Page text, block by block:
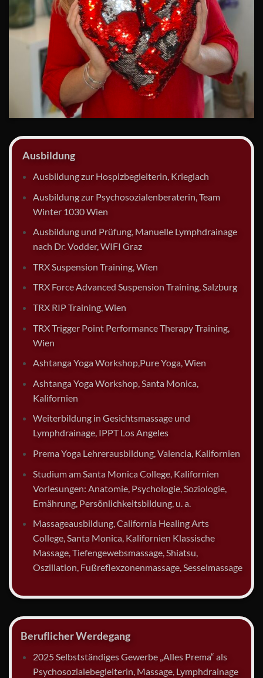
Ausbildung
Ausbildung zur Hospizbegleiterin, Krieglach
Ausbildung zur Psychosozialenberaterin, Team
Winter 1030 Wien
Ausbildung und Prüfung, Manuelle Lymphdrainage
nach Dr. Vodder, WIFI Graz
TRX Suspension Training, Wien
TRX Force Advanced Suspension Training, Salzburg
TRX RIP Training, Wien
TRX Trigger Point Performance Therapy Training,
Wien
Ashtanga Yoga Workshop,Pure Yoga, Wien
Ashtanga Yoga Workshop, Santa Monica,
Kalifornien
Weiterbildung in Gesichtsmassage und
Lymphdrainage, IPPT Los Angeles
Prema Yoga Lehrerausbildung, Valencia, Kalifornien
Studium am Santa Monica College, Kalifornien
Vorlesungen: Anatomie, Psychologie, Soziologie,
Ernährung, Persönlichkeitsbildung, u. a.
Massageausbildung, California Healing Arts
College, Santa Monica, Kalifornien Klassische
Massage, Tiefengewebsmassage, Shiatsu,
Oszillation, Fußreflexzonenmassage, Sesselmassage
Beruflicher Werdegang
2025 Selbstständiges Gewerbe „Alles Prema“ als
Psychosozialebegleiterin, Massage, Lymphdrainage